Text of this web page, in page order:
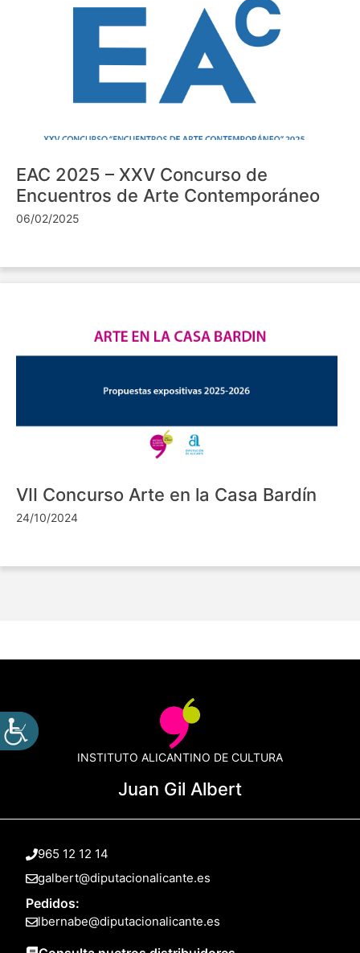
EAC 2025 – XXV Concurso de
Encuentros de Arte Contemporáneo
06/02/2025
VII Concurso Arte en la Casa Bardín
24/10/2024
INSTITUTO ALICANTINO DE CULTURA
Juan Gil Albert
965 12 12 14
galbert@diputacionalicante.es
Pedidos:
lbernabe@diputacionalicante.es